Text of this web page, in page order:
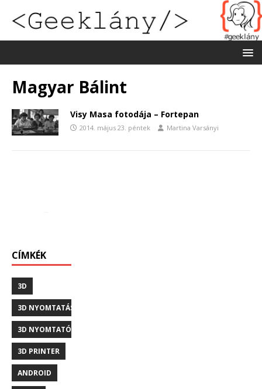
Magyar Bálint
Visy Masa fotodája – Fortepan
2014. május 23. péntek Martina Varsányi
CÍMKÉK
3D
3D NYOMTATÁS
3D NYOMTATÓ
3D PRINTER
ANDROID